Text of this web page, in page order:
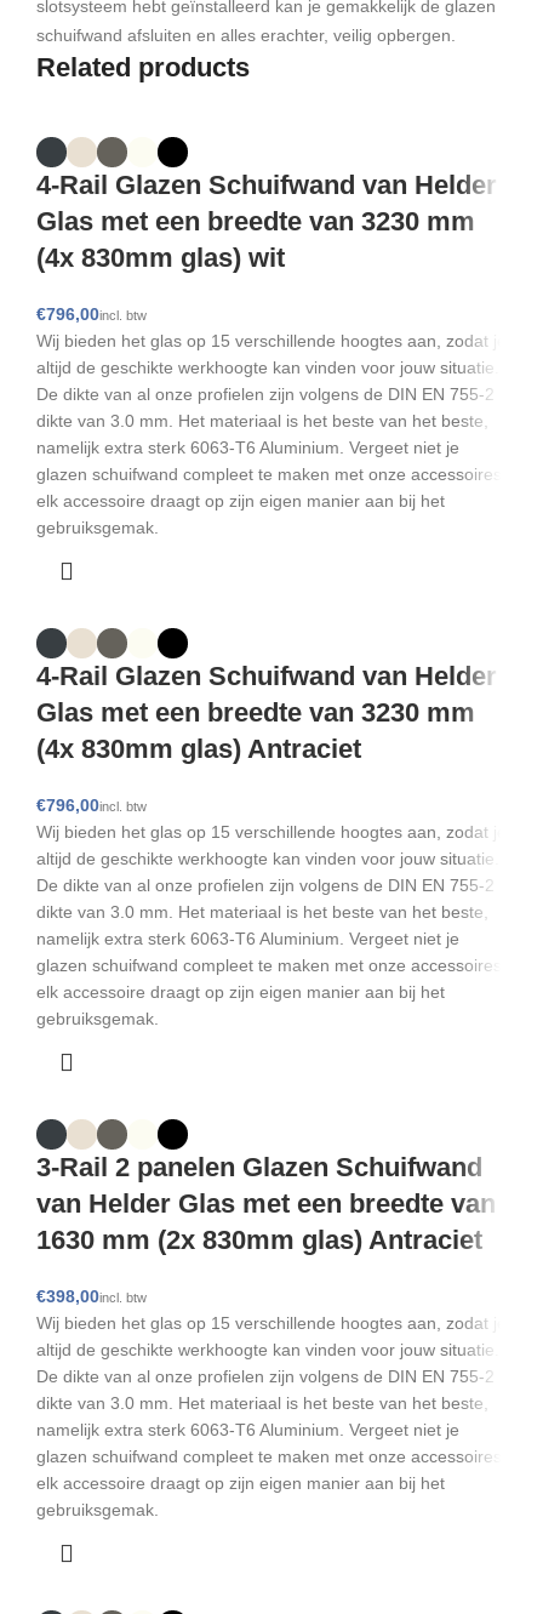
slotsysteem hebt geïnstalleerd kan je gemakkelijk de glazen
schuifwand afsluiten en alles erachter, veilig opbergen.
Related products
4-Rail Glazen Schuifwand van Helder
Glas met een breedte van 3230 mm
(4x 830mm glas) wit
€
Wij bieden het glas op 15 verschillende hoogtes aan, zodat je
altijd de geschikte werkhoogte kan vinden voor jouw situatie.
De dikte van al onze profielen zijn volgens de DIN EN 755-2
dikte van 3.0 mm. Het materiaal is het beste van het beste,
namelijk extra sterk 6063-T6 Aluminium. Vergeet niet je
glazen schuifwand compleet te maken met onze accessoires,
elk accessoire draagt op zijn eigen manier aan bij het
gebruiksgemak.
4-Rail Glazen Schuifwand van Helder
Glas met een breedte van 3230 mm
(4x 830mm glas) Antraciet
€
Wij bieden het glas op 15 verschillende hoogtes aan, zodat je
altijd de geschikte werkhoogte kan vinden voor jouw situatie.
De dikte van al onze profielen zijn volgens de DIN EN 755-2
dikte van 3.0 mm. Het materiaal is het beste van het beste,
namelijk extra sterk 6063-T6 Aluminium. Vergeet niet je
glazen schuifwand compleet te maken met onze accessoires,
elk accessoire draagt op zijn eigen manier aan bij het
gebruiksgemak.
3-Rail 2 panelen Glazen Schuifwand
van Helder Glas met een breedte van
1630 mm (2x 830mm glas) Antraciet
€
Wij bieden het glas op 15 verschillende hoogtes aan, zodat je
altijd de geschikte werkhoogte kan vinden voor jouw situatie.
De dikte van al onze profielen zijn volgens de DIN EN 755-2
dikte van 3.0 mm. Het materiaal is het beste van het beste,
namelijk extra sterk 6063-T6 Aluminium. Vergeet niet je
glazen schuifwand compleet te maken met onze accessoires,
elk accessoire draagt op zijn eigen manier aan bij het
gebruiksgemak.